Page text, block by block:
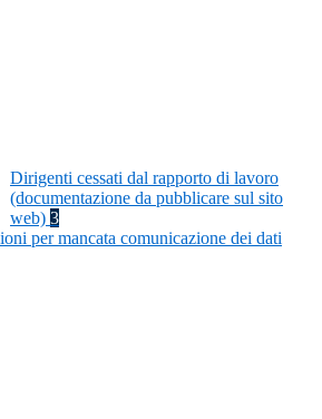
Dirigenti cessati dal rapporto di lavoro
(documentazione da pubblicare sul sito
web) 3
per mancata comunicazione dei dati